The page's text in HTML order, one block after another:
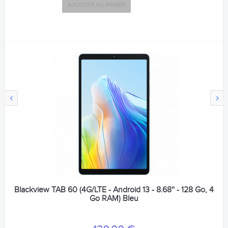
‹ ›
AJOUTER AU PANIER
Blackview TAB 60 (4G/LTE - Android 13 - 8.68'' - 128 Go, 4
Go RAM) Bleu